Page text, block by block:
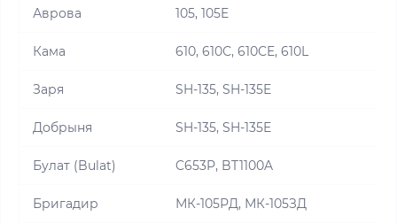
Аврова 105, 105E
Кама 610, 610С, 610CE, 610L
Заря SH-135, SH-135E
Добрыня SH-135, SH-135E
Булат (Bulat) C653P, BT1100A
Бригадир МК-105РД, МК-105ЗД